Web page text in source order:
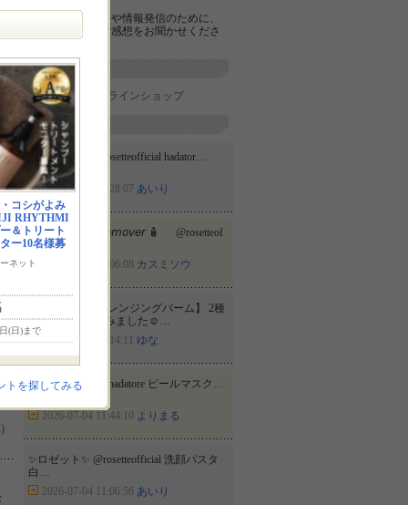
コシがよみ
RHYTHMI
＆トリート
ー10名様募
ネット
(日)まで
トを探してみる
より良い商品開発や情報発信のために、
皆様のご意見、ご感想をお聞かせくださ
関連サイト
ロゼットオンラインショップ
新着投稿
✨️ロゼット✨️ @rosetteofficial hadator…
2026-07-16 17:28:07 あいり
✎𓂃 𝘮𝘢𝘬𝘦𝘶𝘱 𝘳𝘦𝘮𝘰𝘷𝘦𝘳 🧴 @rosetteof
f…
2026-07-16 08:06:08 カスミソウ
♡ 【夢みる クレンジングバーム】 2種
を使い比べしてみました☺️…
2026-07-08 18:14:11 ゆな
@rosetteofficial ✨hadatore ピールマスク…
2026-07-04 11:44:10 よりまる
✨️ロゼット✨️ @rosetteofficial 洗顔パスタ
白…
2026-07-04 11:06:56 あいり